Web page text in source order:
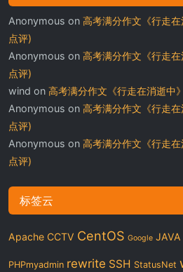
Anonymous on 高考满分作文《行走
点评)
Anonymous on 高考满分作文《行走
点评)
wind on 高考满分作文《行走在消逝中
Anonymous on 高考满分作文《行走
点评)
Anonymous on 高考满分作文《行走
点评)
标签云
Apache CCTV CentOS Google JAVA
PHPmyadmin rewrite SSH StatusNet